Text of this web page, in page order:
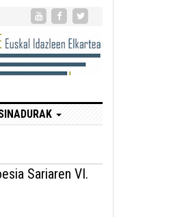
Sariaren VI.